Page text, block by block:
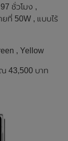
ชั่วโมง ,
ยที่ 50W , แบบไร้
, Yellow
43,500 บาท